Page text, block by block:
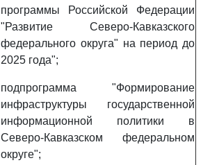
программы Российской Федерации
"Развитие Северо-Кавказского
федерального округа" на период до
2025 года";
подпрограмма "Формирование
инфраструктуры государственной
информационной политики в
Северо-Кавказском федеральном
округе";